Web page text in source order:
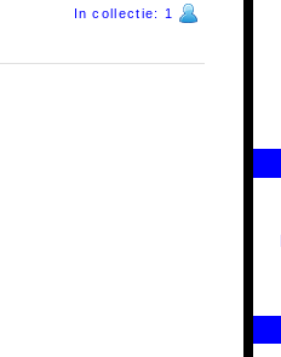
In collectie: 1